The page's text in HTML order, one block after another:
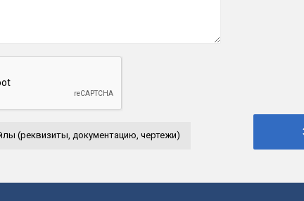
(реквизиты, документацию, чертежи)